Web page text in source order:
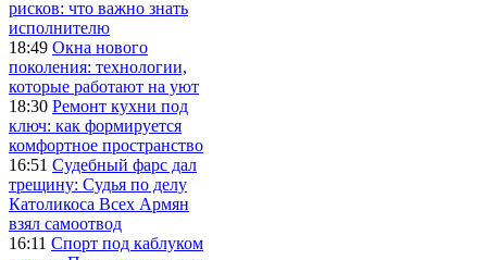
рисков: что важно знать
исполнителю
18:49 Окна нового
поколения: технологии,
которые работают на уют
18:30 Ремонт кухни под
ключ: как формируется
комфортное пространство
16:51 Судебный фарс дал
трещину: Судья по делу
Католикоса Всех Армян
взял самоотвод
16:11 Спорт под каблуком